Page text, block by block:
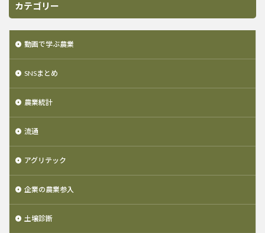
カテゴリー
動画で学ぶ農業
SNSまとめ
農業統計
流通
アグリテック
企業の農業参入
土壌診断